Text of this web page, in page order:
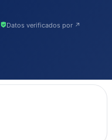
Datos verificados por ↗